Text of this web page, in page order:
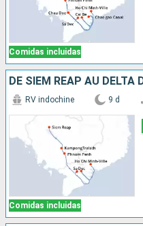
Comidas incluidas
DE SIEM REAP AU DELTA
Comidas incluidas
RV indochine 9 d